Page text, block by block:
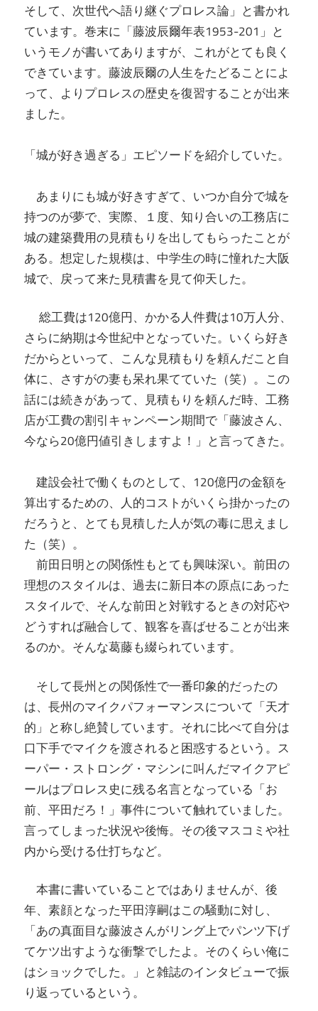
そして、次世代へ語り継ぐプロレス論」と書かれ
ています。巻末に「藤波辰爾年表1953-201」と
いうモノが書いてありますが、これがとても良く
できています。藤波辰爾の人生をたどることによ
って、よりプロレスの歴史を復習することが出来
ました。
「城が好き過ぎる」エピソードを紹介していた。
あまりにも城が好きすぎて、いつか自分で城を
持つのが夢で、実際、１度、知り合いの工務店に
城の建築費用の見積もりを出してもらったことが
ある。想定した規模は、中学生の時に憧れた大阪
城で、戻って来た見積書を見て仰天した。
総工費は120億円、かかる人件費は10万人分、
さらに納期は今世紀中となっていた。いくら好き
だからといって、こんな見積もりを頼んだこと自
体に、さすがの妻も呆れ果てていた（笑）。この
話には続きがあって、見積もりを頼んだ時、工務
店が工費の割引キャンペーン期間で「藤波さん、
今なら20億円値引きしますよ！」と言ってきた。
建設会社で働くものとして、120億円の金額を
算出するための、人的コストがいくら掛かったの
だろうと、とても見積した人が気の毒に思えまし
た（笑）。
前田日明との関係性もとても興味深い。前田の
理想のスタイルは、過去に新日本の原点にあった
スタイルで、そんな前田と対戦するときの対応や
どうすれば融合して、観客を喜ばせることが出来
るのか。そんな葛藤も綴られています。
そして長州との関係性で一番印象的だったの
は、長州のマイクパフォーマンスについて「天才
的」と称し絶賛しています。それに比べて自分は
口下手でマイクを渡されると困惑するという。ス
ーパー・ストロング・マシンに叫んだマイクアピ
ールはプロレス史に残る名言となっている「お
前、平田だろ！」事件について触れていました。
言ってしまった状況や後悔。その後マスコミや社
内から受ける仕打ちなど。
本書に書いていることではありませんが、後
年、素顔となった平田淳嗣はこの騒動に対し、
「あの真面目な藤波さんがリング上でパンツ下げ
てケツ出すような衝撃でしたよ。そのくらい俺に
はショックでした。」と雑誌のインタビューで振
り返っているという。